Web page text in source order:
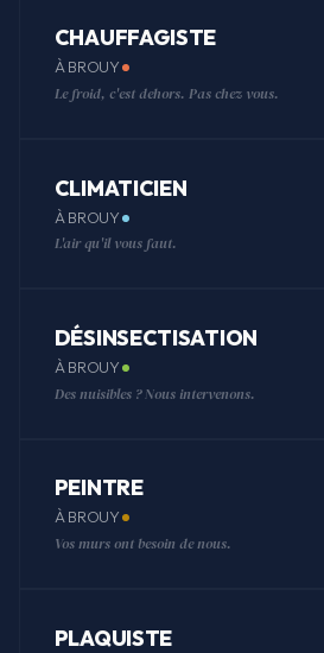
CHAUFFAGISTE
À BROUY
Le froid, c'est dehors. Pas chez vous.
CLIMATICIEN
À BROUY
L'air qu'il vous faut.
DÉSINSECTISATION
À BROUY
Des nuisibles ? Nous intervenons.
PEINTRE
À BROUY
Vos murs ont besoin de nous.
PLAQUISTE